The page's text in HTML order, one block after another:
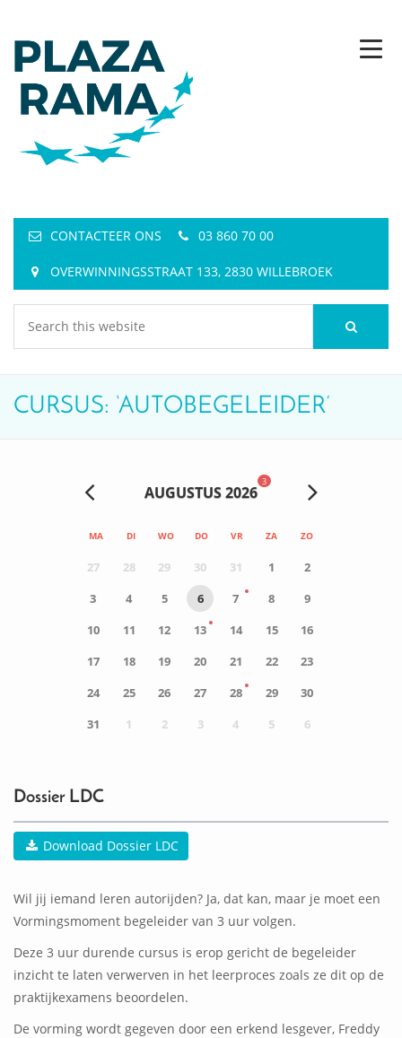
CONTACTEER ONS 03 860 70 00
OVERWINNINGSSTRAAT 133, 2830 WILLEBROEK
CURSUS: ‘AUTOBEGELEIDER’
AUGUSTUS 2026
3
MA DI WO DO VR ZA ZO
27 28 29 30 31 1
2
3
4 5 6 7 8
9
10
11 12 13 14 15
16
17
18 19 20 21 22
23
24
25 26 27 28 29
30
31
1 2 3 4 5 6
Dossier LDC
Download Dossier LDC
Wil jij iemand leren autorijden? Ja, dat kan, maar je moet een
Vormingsmoment begeleider van 3 uur volgen.
Deze 3 uur durende cursus is erop gericht de begeleider
inzicht te laten verwerven in het leerproces zoals ze dit op de
praktijkexamens beoordelen.
De vorming wordt gegeven door een erkend lesgever, Freddy